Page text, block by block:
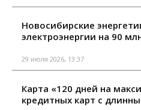
Новосибирские
электроэнергии на 90
29 июля 2026, 13:37
Карта «120 дней на
кредитных карт с